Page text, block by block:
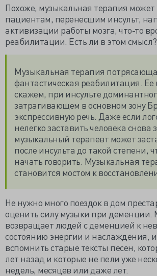
Похоже, музыкальная терапия может
пациентам, перенесшим инсульт,
активизации работы мозга, что-то
реабилитации. Есть ли в этом смысл?
Музыкальная терапия
фантастическая реабилитация. Ее
скажем, при инсульте
затрагивающем в основном зону
экспрессивную речь. Даже если
нелегко заставить человека снова
музыкальный терапевт может
после инсульта до такой степени,
начать говорить. Музыкальная
становится мостом к
Не нужно много поездок в дом
оценить силу музыки при деменции.
возвращает людей с деменцией к
состоянию энергии и наслаждения,
вспомнить старые тексты песен,
лет назад и которые не пели уже
недель, месяцев или даже лет.